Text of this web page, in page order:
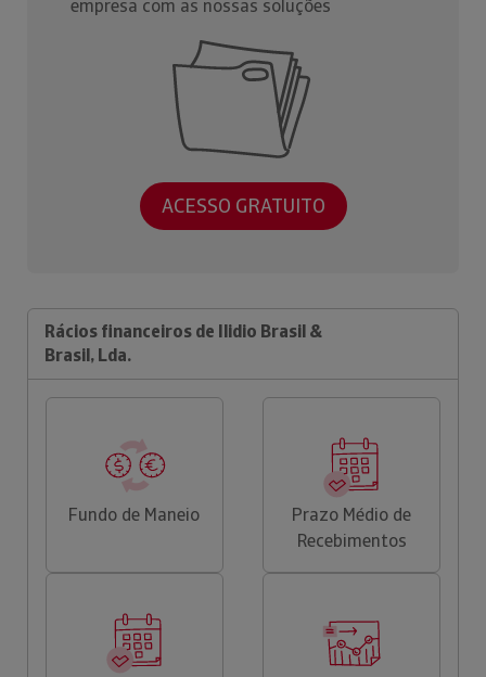
empresa com as nossas soluções
ACESSO GRATUITO
Rácios financeiros de Ilidio Brasil &
Brasil, Lda.
Fundo de Maneio
Prazo Médio de
Recebimentos